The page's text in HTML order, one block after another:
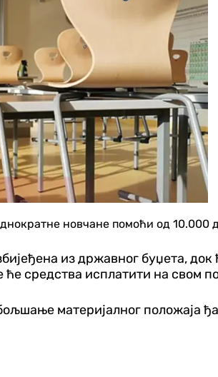
новчане помоћи од
из државног буџета,
средства исплатити на свом
материјалног положаја